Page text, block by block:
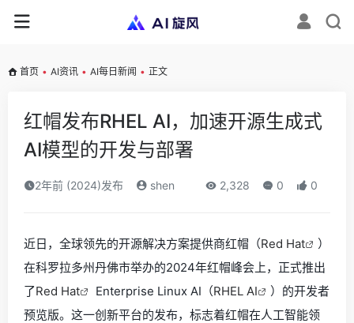
首页 • AI资讯 • AI每日新闻 • 正文
红帽发布RHEL AI，加速开源生成式
AI模型的开发与部署
2年前 (2024)发布 shen 2,328 0 0
近日，全球领先的开源解决方案提供商红帽（Red Hat
）
在科罗拉多州丹佛市举办的2024年红帽峰会上，正式推出
了Red Hat Enterprise Linux AI（RHEL AI
）的开发者
预览版。这一创新平台的发布，标志着红帽在人工智能领